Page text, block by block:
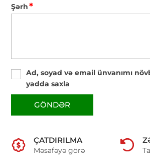
Şərh*
Ad, soyad və email ünvanımı
yadda saxla
GÖNDƏR
ÇATDIRILMA
Məsafəyə görə